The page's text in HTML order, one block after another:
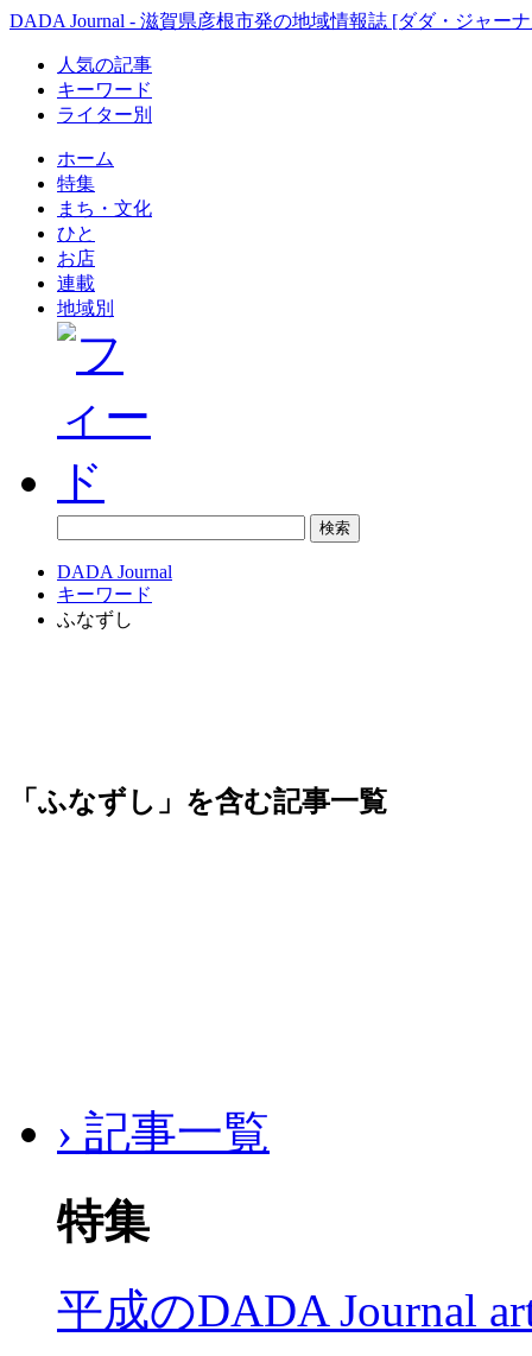
DADA Journal - 滋賀県彦根市発の地域情報誌 [ダダ・ジャー
人気の記事
キーワード
ライター別
ホーム
特集
まち・文化
ひと
お店
連載
地域別
DADA Journal
キーワード
ふなずし
「ふなずし」を含む記事一覧
› 記事一覧
特集
平成のDADA Journal